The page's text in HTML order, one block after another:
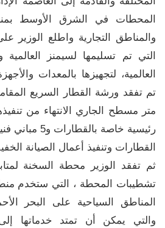
المحطات في الشرق الأوسط
والمناطق التجارية واطلع الوزير
التي تم تسليمها لسيمنز العالمية
العالمية، لتجهيزها بالمعدات
رئيسية خاصة
القطارات وتنفيذ أعمال الصيانة
ثم تفقد الوزير محطة السخنة
تشطيبات المحطة ، التي ستخدم
المناطق السياحية على البحر
والتي يمكن أن تمتد خدماتها إلى